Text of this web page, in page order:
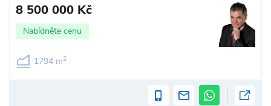
8 500 000 Kč
Nabídněte cenu
1794 m2